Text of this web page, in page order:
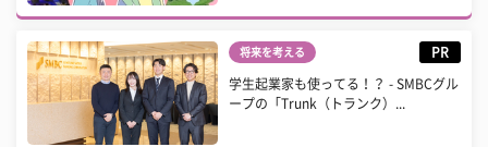
将来を考える PR
学生起業家も使ってる！？ - SMBCグル
ープの「Trunk（トランク）...